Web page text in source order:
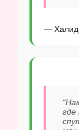
—
где